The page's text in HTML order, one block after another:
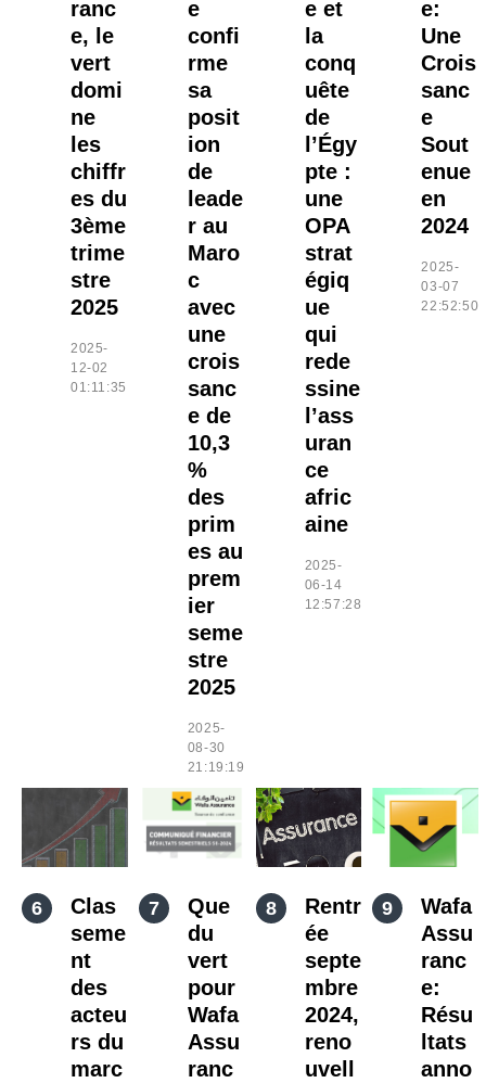
ranc
e, le
vert
domi
ne
les
chiffr
es du
3ème
trime
stre
2025
2025-
12-02
01:11:35
e
confi
rme
sa
posit
ion
de
leade
r au
Maro
c
avec
une
crois
sanc
e de
10,3
%
des
prim
es au
prem
ier
seme
stre
2025
2025-
08-30
21:19:19
e et
la
conq
uête
de
l’Égy
pte :
une
OPA
strat
égiq
ue
qui
rede
ssine
l’ass
uran
ce
afric
aine
2025-
06-14
12:57:28
e:
Une
Crois
sanc
e
Sout
enue
en
2024
2025-
03-07
22:52:50
Clas
seme
nt
des
acteu
rs du
marc
Que
du
vert
pour
Wafa
Assu
ranc
Rentr
ée
septe
mbre
2024,
reno
uvell
Wafa
Assu
ranc
e:
Résu
ltats
anno